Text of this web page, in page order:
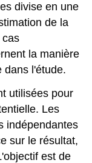
divise en une
de la
cas
la manière
dans l'étude.
utilisées pour
Les
indépendantes
sur le résultat,
est de